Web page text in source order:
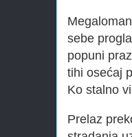
sebe
popuni
tihi osećaj
Ko stalno
Prelaz